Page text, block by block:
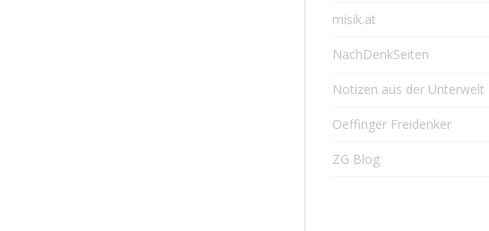
misik.at
NachDenkSeiten
Notizen aus der Unterwelt
Oeffinger Freidenker
ZG Blog